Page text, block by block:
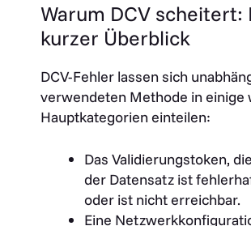
Warum DCV scheitert:
kurzer Überblick
DCV-Fehler lassen sich
verwendeten Methode in einige
Hauptkategorien einteilen:
Das Validierungstoken,
der Datensatz ist
oder ist nicht erreichbar.
Eine